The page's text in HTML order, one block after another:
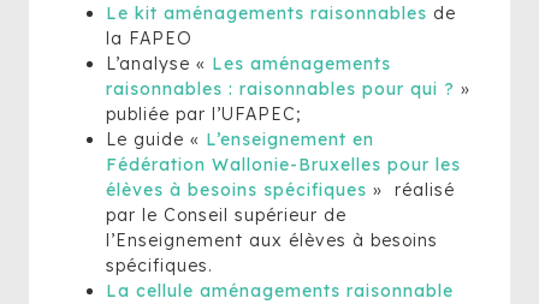
Le kit aménagements raisonnables de
la FAPEO
L’analyse « Les aménagements
raisonnables : raisonnables pour qui ? »
publiée par l’UFAPEC;
Le guide « L’enseignement en
Fédération Wallonie-Bruxelles pour les
élèves à besoins spécifiques » réalisé
par le Conseil supérieur de
l’Enseignement aux élèves à besoins
spécifiques.
La cellule aménagements raisonnable